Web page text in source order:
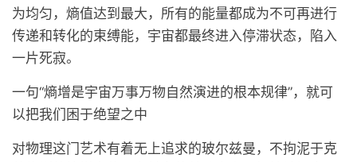
为均匀，熵值达到最大，所有的能量都成为不可再进行
传递和转化的束缚能，宇宙都最终进入停滞状态，陷入
一片死寂。
一句“熵增是宇宙万事万物自然演进的根本规律”，就可
以把我们困于绝望之中
对物理这门艺术有着无上追求的玻尔兹曼，不拘泥于克